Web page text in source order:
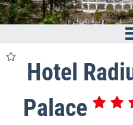
Hotel
Palace